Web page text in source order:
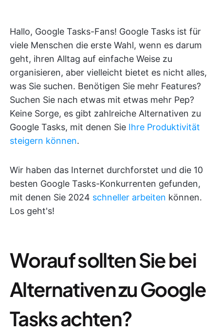
Hallo, Google Tasks-Fans! Google Tasks ist für
viele Menschen die erste Wahl, wenn es darum
geht, ihren Alltag auf einfache Weise zu
organisieren, aber vielleicht bietet es nicht alles,
was Sie suchen. Benötigen Sie mehr Features?
Suchen Sie nach etwas mit etwas mehr Pep?
Keine Sorge, es gibt zahlreiche Alternativen zu
Google Tasks, mit denen Sie Ihre Produktivität
steigern können.
Wir haben das Internet durchforstet und die 10
besten Google Tasks-Konkurrenten gefunden,
mit denen Sie 2024 schneller arbeiten können.
Los geht's!
Worauf sollten Sie bei
Alternativen zu Google
Tasks achten?